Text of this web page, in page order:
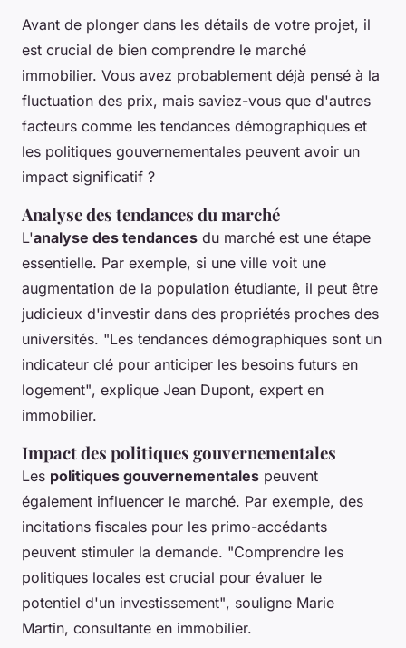
Avant de plonger dans les détails de votre projet, il
est crucial de bien comprendre le marché
immobilier. Vous avez probablement déjà pensé à la
fluctuation des prix, mais saviez-vous que d'autres
facteurs comme les tendances démographiques et
les politiques gouvernementales peuvent avoir un
impact significatif ?
Analyse des tendances du marché
L'analyse des tendances du marché est une étape
essentielle. Par exemple, si une ville voit une
augmentation de la population étudiante, il peut être
judicieux d'investir dans des propriétés proches des
universités. "Les tendances démographiques sont un
indicateur clé pour anticiper les besoins futurs en
logement", explique Jean Dupont, expert en
immobilier.
Impact des politiques gouvernementales
Les politiques gouvernementales peuvent
également influencer le marché. Par exemple, des
incitations fiscales pour les primo-accédants
peuvent stimuler la demande. "Comprendre les
politiques locales est crucial pour évaluer le
potentiel d'un investissement", souligne Marie
Martin, consultante en immobilier.